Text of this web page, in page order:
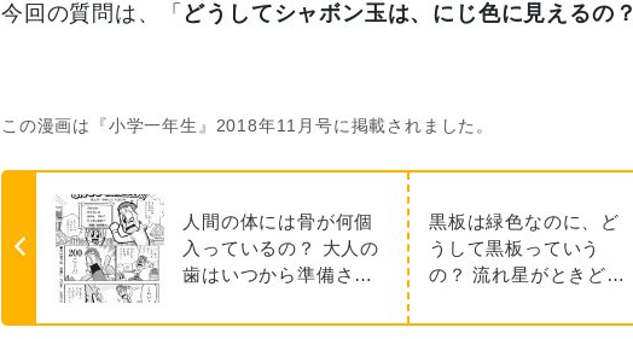
今回の質問は、「 どうしてシャボン玉は、にじ色に見えるの？
この漫画は『小学一年生』2018年11月号に掲載されました。
人間の体には骨が何個
入っているの？ 大人の
歯はいつから準備され
黒板は緑色なのに、ど
うして黒板っていう
の？ 流れ星がときどき
ぜ？